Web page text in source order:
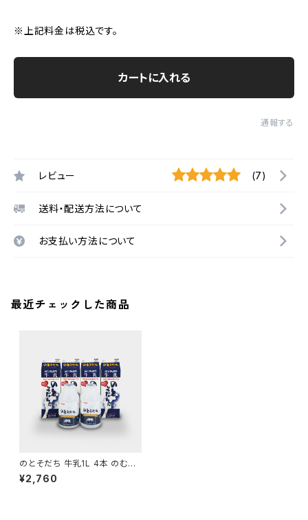
※上記料金は税込です。
カートに入れる
通報する
レビュー (7)
送料・配送方法について
お支払い方法について
最近チェックした商品
のとそだち 牛乳1L 4本 のむヨ
ーグルト 500ml 2本
¥2,760